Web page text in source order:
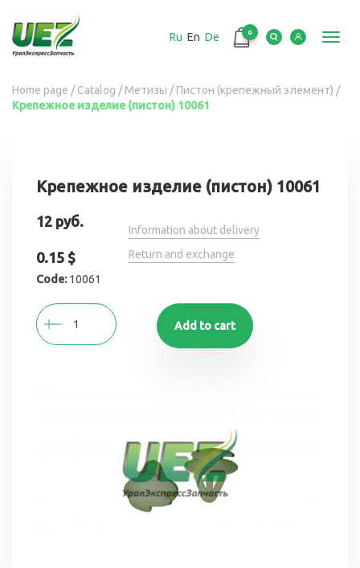
основному
содержанию
Ru En De 0
Вы
здесь
Home page / Catalog / Метизы / Пистон (крепежный элемент) /
Крепежное изделие (пистон) 10061
Крепежное изделие (пистон) 10061
12 руб.
0.15 $
Code:10061
Information about delivery
Return and exchange
Add to cart